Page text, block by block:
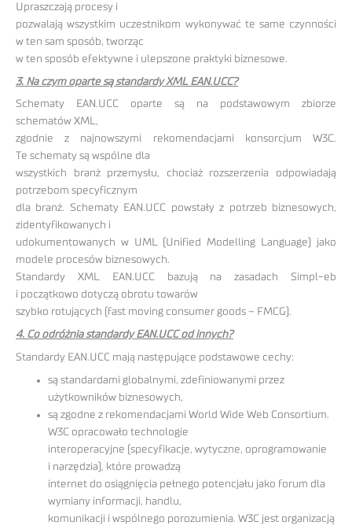
Upraszczają procesy i
pozwalają wszystkim uczestnikom wykonywać te same czynności
w ten sam sposób, tworząc
w ten sposób efektywne i ulepszone praktyki biznesowe.
3. Na czym oparte są standardy XML EAN.UCC?
Schematy EAN.UCC oparte są na podstawowym zbiorze
schematów XML,
zgodnie z najnowszymi rekomendacjami konsorcjum W3C.
Te schematy są wspólne dla
wszystkich branż przemysłu, chociaż rozszerzenia odpowiadają
potrzebom specyficznym
dla branż. Schematy EAN.UCC powstały z potrzeb biznesowych,
zidentyfikowanych i
udokumentowanych w UML (Unified Modelling Language) jako
modele procesów biznesowych.
Standardy XML EAN.UCC bazują na zasadach Simpl-eb
i początkowo dotyczą obrotu towarów
szybko rotujących (fast moving consumer goods – FMCG).
4. Co odróżnia standardy EAN.UCC od innych?
Standardy EAN.UCC mają następujące podstawowe cechy:
są standardami globalnymi, zdefiniowanymi przez
użytkowników biznesowych,
są zgodne z rekomendacjami World Wide Web Consortium.
W3C opracowało technologie
interoperacyjne (specyfikacje, wytyczne, oprogramowanie
i narzędzia), które prowadzą
internet do osiągnięcia pełnego potencjału jako forum dla
wymiany informacji, handlu,
komunikacji i wspólnego porozumienia. W3C jest organizacją